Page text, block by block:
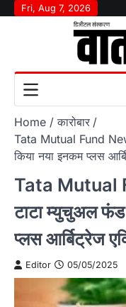
SkipFri, Aug 7, 2026
Home
कारोबार
Tata Mutual Fund
किया नया इनकम प्लस
Tata Mutual
टाटा म्युचुअल
प्लस आर्बिट्रेज
Editor 05/05/2025